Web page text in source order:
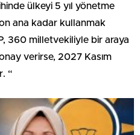
ülkeyi 5 yıl yönetme
ana kadar kullanmak
360 milletvekiliyle bir araya
verirse, 2027 Kasım
“